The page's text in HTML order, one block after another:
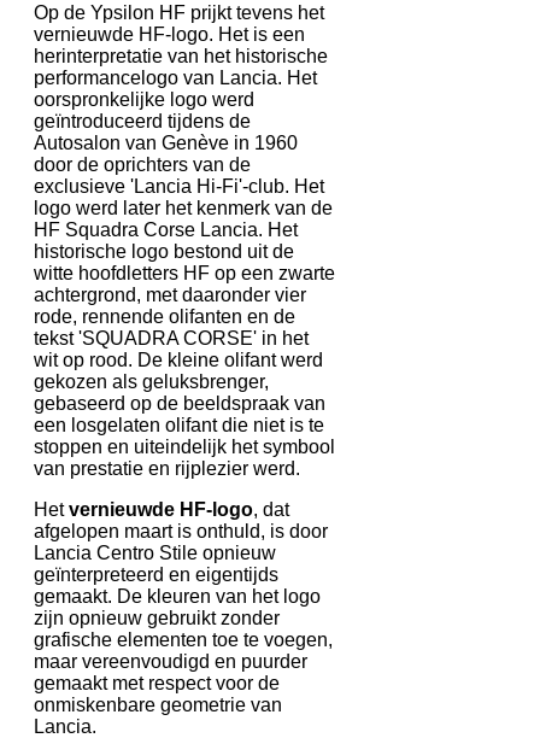
Op de Ypsilon HF prijkt tevens het
vernieuwde HF-logo. Het is een
herinterpretatie van het historische
performancelogo van Lancia. Het
oorspronkelijke logo werd
geïntroduceerd tijdens de
Autosalon van Genève in 1960
door de oprichters van de
exclusieve 'Lancia Hi-Fi'-club. Het
logo werd later het kenmerk van de
HF Squadra Corse Lancia. Het
historische logo bestond uit de
witte hoofdletters HF op een zwarte
achtergrond, met daaronder vier
rode, rennende olifanten en de
tekst 'SQUADRA CORSE' in het
wit op rood. De kleine olifant werd
gekozen als geluksbrenger,
gebaseerd op de beeldspraak van
een losgelaten olifant die niet is te
stoppen en uiteindelijk het symbool
van prestatie en rijplezier werd.
Hetvernieuwde HF-logo, dat
afgelopen maart is onthuld, is door
Lancia Centro Stile opnieuw
geïnterpreteerd en eigentijds
gemaakt. De kleuren van het logo
zijn opnieuw gebruikt zonder
grafische elementen toe te voegen,
maar vereenvoudigd en puurder
gemaakt met respect voor de
onmiskenbare geometrie van
Lancia.